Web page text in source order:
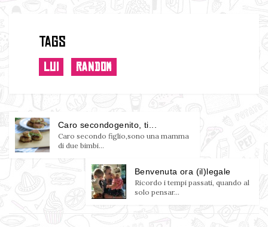
Tags
LUI RANDOM
Caro secondogenito, ti...
Caro secondo figlio,sono una mamma
di due bimbi...
Benvenuta ora (il)legale
Ricordo i tempi passati, quando al
solo pensar...